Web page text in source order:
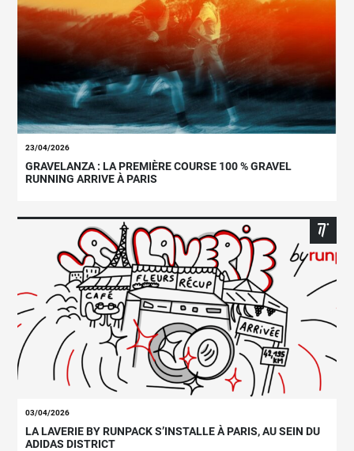
23/04/2026
GRAVELANZA : LA PREMIÈRE COURSE 100 % GRAVEL
RUNNING ARRIVE À PARIS
03/04/2026
LA LAVERIE BY RUNPACK S’INSTALLE À PARIS, AU SEIN DU
ADIDAS DISTRICT